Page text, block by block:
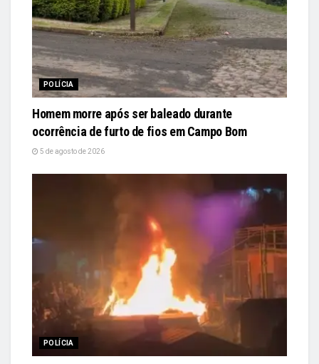
POLÍCIA
Homem morre após ser baleado durante
ocorrência de furto de fios em Campo Bom
5 de agosto de 2026
POLÍCIA